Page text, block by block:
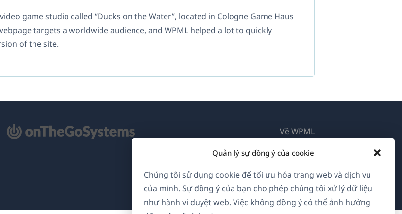
Quản lý sự đồng ý của cookie
Chúng tôi sử dụng cookie để tối ưu hóa trang web và dịch vụ
của mình. Sự đồng ý của bạn cho phép chúng tôi xử lý dữ liệu
như hành vi duyệt web. Việc không đồng ý có thể ảnh hưởng
game studio called “Ducks on the Water”, located in Cologne Game Haus
targets a worldwide audience, and WPML helped a lot to quickly
of the site.
Về WPML
GDPR & Chính sách Bảo mật
trong
cửa
sổ
(mở
trong
(mở
trong
(mở
trong